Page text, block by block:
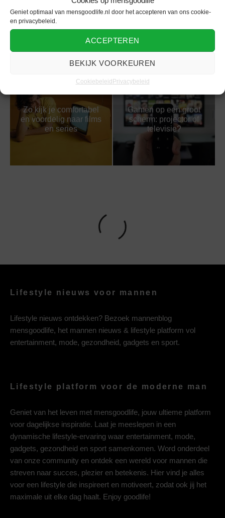
Geniet optimaal van mensgoodlife.nl door het accepteren van ons cookie-
en privacybeleid.
ACCEPTEREN
BEKIJK VOORKEUREN
Cookiebeleid Privacybeleid
Tips om je tv-ervaring
to the next level te
nieuwe tv koopt
Zo kijk je comfortabel
en voordelig naar films
en series
Gamen op een groot
scherm: projector of
televisie?
Lifestyle nieuws voor mannen
Lifestyle nieuws ontdekken? Bezoek mannenblog
mensgoodlife, het mannen nieuws & lifestyle platform vol
entertainment, mode, gezondheid, gadgets en sport.
Lifestyle platform voor de moderne man
Geniet van het leven met mensgoodlife, jouw ultieme platform
voor dagelijkse inspiratie. Laat je meeslepen in een
dynamische lifestyle-ervaring waar entertainment, mode,
gadgets, gezondheid en sport samenkomen. Word onderdeel
van onze community en ontdek een wereld voor mannen die
streven naar succes, plezier en betekenis. Hier vind je alles
voor een lifestyle die inspireert en motiveert, zodat ook jij het
maximale uit elke dag haalt. Enjoy goodlife!